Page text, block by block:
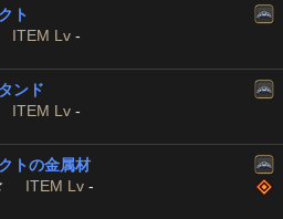
ト
ITEM Lv -
ンド
ITEM Lv -
トの金属材
ITEM Lv -